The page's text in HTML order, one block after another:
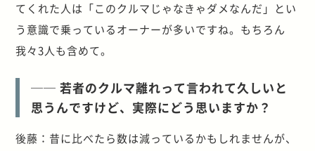
てくれた人は「このクルマじゃなきゃダメなんだ」とい
う意識で乗っているオーナーが多いですね。もちろん
我々3人も含めて。
── 若者のクルマ離れって言われて久しいと
思うんですけど、実際にどう思いますか？
後藤：昔に比べたら数は減っているかもしれませんが、